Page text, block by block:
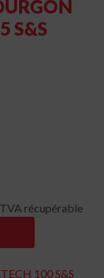
S&S
récupérable